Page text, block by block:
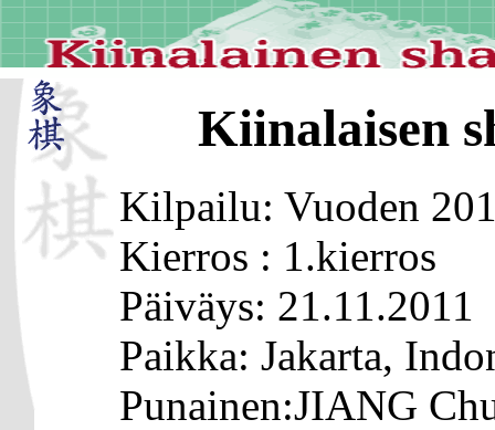
Kiinalaisen
Kilpailu: Vuoden
Kierros : 1.kierros
Päiväys: 21.11.2011
Paikka: Jakarta,
Punainen:JIANG